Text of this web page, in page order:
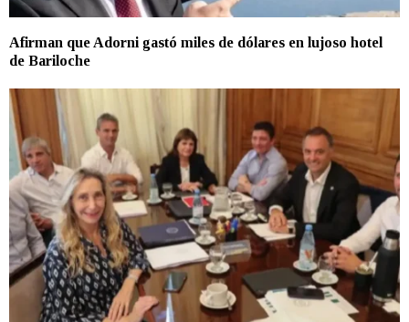
Afirman que Adorni gastó miles de dólares en lujoso hotel
de Bariloche